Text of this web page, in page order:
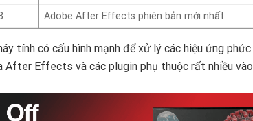
Adobe After Effects phiên bản mới nhất
tính có cấu hình mạnh để xử lý các hiệu ứng phức
After Effects và các plugin phụ thuộc rất nhiều vào